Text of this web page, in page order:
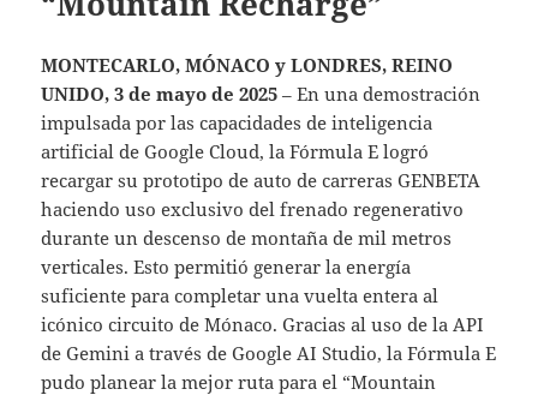
MONTECARLO, MÓNACO y LONDRES, REINO
UNIDO, 3 de mayo de 2025 – En una demostración
impulsada por las capacidades de inteligencia
artificial de Google Cloud, la Fórmula E logró
recargar su prototipo de auto de carreras GENBETA
haciendo uso exclusivo del frenado regenerativo
durante un descenso de montaña de mil metros
verticales. Esto permitió generar la energía
suficiente para completar una vuelta entera al
icónico circuito de Mónaco. Gracias al uso de la API
de Gemini a través de Google AI Studio, la Fórmula E
pudo planear la mejor ruta para el “Mountain